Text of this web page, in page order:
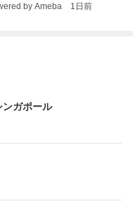
by Ameba 1日前
ガポール